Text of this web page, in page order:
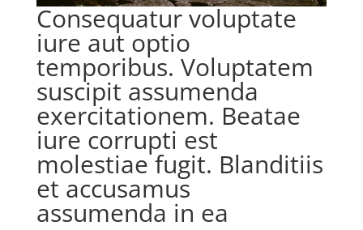
Consequatur voluptate
iure aut optio
temporibus. Voluptatem
suscipit assumenda
exercitationem. Beatae
iure corrupti est
molestiae fugit. Blanditiis
et accusamus
assumenda in ea